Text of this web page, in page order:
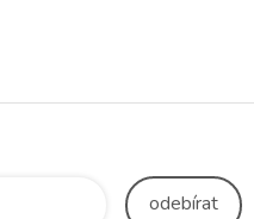
odebírat